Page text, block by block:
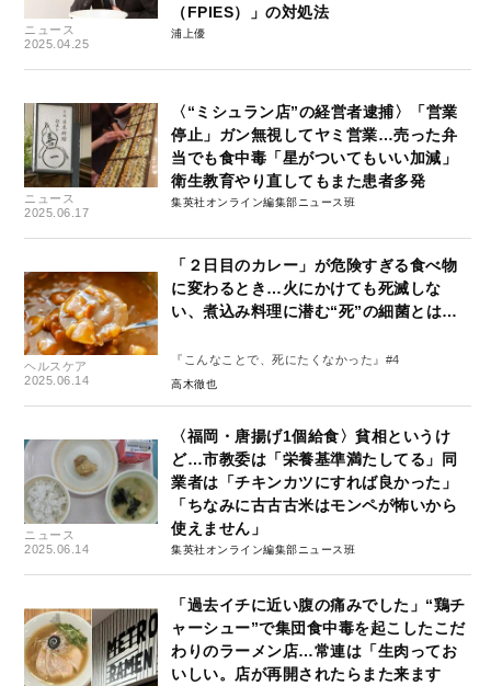
ニュース
2025.04.25
（FPIES）」の対処法
浦上優
ニュース
2025.06.17
〈“ミシュラン店”の経営者逮捕〉「営業
停止」ガン無視してヤミ営業…売った弁
当でも食中毒「星がついてもいい加減」
衛生教育やり直してもまた患者多発
集英社オンライン編集部ニュース班
ヘルスケア
2025.06.14
「２日目のカレー」が危険すぎる食べ物
に変わるとき…火にかけても死滅しな
い、煮込み料理に潜む“死”の細菌とは…
『こんなことで、死にたくなかった』#4
高木徹也
ニュース
2025.06.14
〈福岡・唐揚げ1個給食〉貧相というけ
ど…市教委は「栄養基準満たしてる」同
業者は「チキンカツにすれば良かった」
「ちなみに古古古米はモンペが怖いから
使えません」
集英社オンライン編集部ニュース班
「過去イチに近い腹の痛みでした」“鶏チ
ャーシュー”で集団食中毒を起こしたこだ
わりのラーメン店…常連は「生肉ってお
いしい。店が再開されたらまた来ます